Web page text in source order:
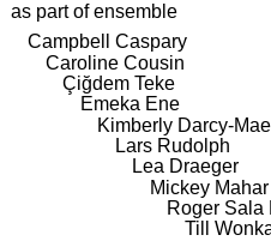
as part of ensemble
Campbell Caspary
Caroline Cousin
Çiğdem Teke
Emeka Ene
Kimberly Darcy-Mae
Lars Rudolph
Lea Draeger
Mickey Mahar
Roger Sala
Till